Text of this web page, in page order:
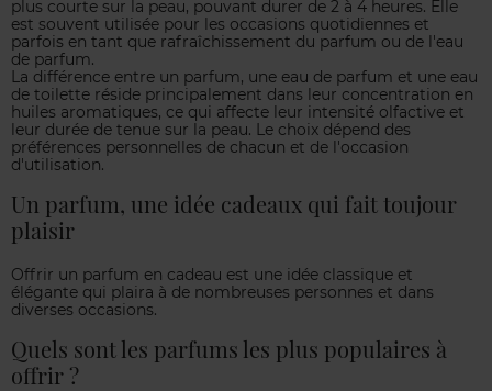
plus courte sur la peau, pouvant durer de 2 à 4 heures. Elle
est souvent utilisée pour les occasions quotidiennes et
parfois en tant que rafraîchissement du parfum ou de l'eau
de parfum.
La différence entre un parfum, une eau de parfum et une eau
de toilette réside principalement dans leur concentration en
huiles aromatiques, ce qui affecte leur intensité olfactive et
leur durée de tenue sur la peau. Le choix dépend des
préférences personnelles de chacun et de l'occasion
d'utilisation.
Un parfum, une idée cadeaux qui fait toujour
plaisir
Offrir un parfum en cadeau est une idée classique et
élégante qui plaira à de nombreuses personnes et dans
diverses occasions.
Quels sont les parfums les plus populaires à
offrir ?